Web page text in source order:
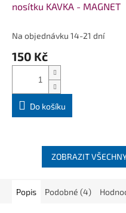
nosítku KAVKA - MAGNET
Na objednávku 14-21 dní
150 Kč
Do košíku
ZOBRAZIT
Popis Podobné (4)